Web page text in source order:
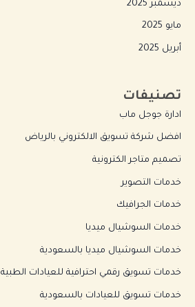
ديسمبر 2025
مايو 2025
أبريل 2025
تصنيفات
ادارة جوجل ماب
افضل شركة تسويق الالكتروني بالرياض
تصميم متاجر الكترونية
خدمات التصوير
خدمات الجرافيك
خدمات السوشيال ميديا
خدمات السوشيال ميديا بالسعودية
خدمات تسويق رقمي احترافية للعيادات الطبية
خدمات تسويق للعيادات بالسعودية